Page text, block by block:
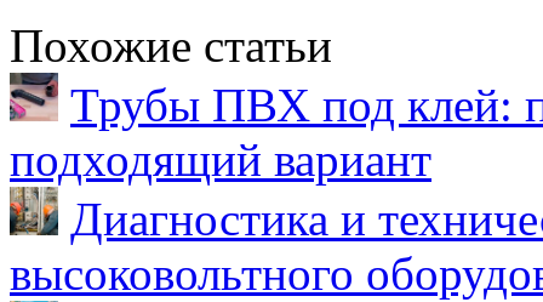
Похожие статьи
Трубы ПВХ под клей:
подходящий вариант
Диагностика и
высоковольтного